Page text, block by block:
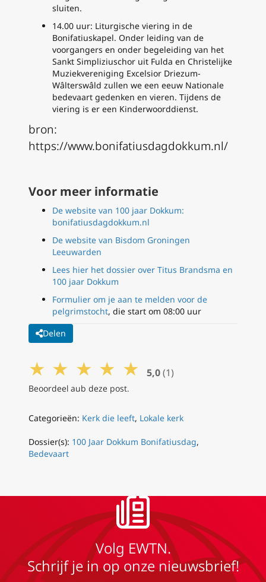
sluiten.
14.00 uur: Liturgische viering in de
Bonifatiuskapel. Onder leiding van de
voorgangers en onder begeleiding van het
Sankt Simpliziuschor uit Fulda en Christelijke
Muziekvereniging Excelsior Driezum-
Wâlterswâld zullen we een eeuw Nationale
bedevaart gedenken en vieren. Tijdens de
viering is er een Kinderwoorddienst.
bron:
https://www.bonifatiusdagdokkum.nl/
Voor meer informatie
De website van 100 jaar Dokkum:
bonifatiusdagdokkum.nl
De website van Bisdom Groningen
Leeuwarden
Lees hier het dossier over Titus Brandsma en
100 jaar Dokkum
Formulier om je aan te melden voor de
pelgrimstocht, die start om 08:00 uur
Delen
★ ★ ★ ★ ★ 5,0 (1)
Beoordeel aub deze post.
Categorieën: Kerk die leeft, Lokale kerk
Dossier(s): 100 Jaar Dokkum Bonifatiusdag,
Bedevaart
Volg EWTN.
Schrijf je in op onze nieuwsbrief!